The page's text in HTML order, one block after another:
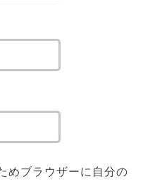
めブラウザーに自分の